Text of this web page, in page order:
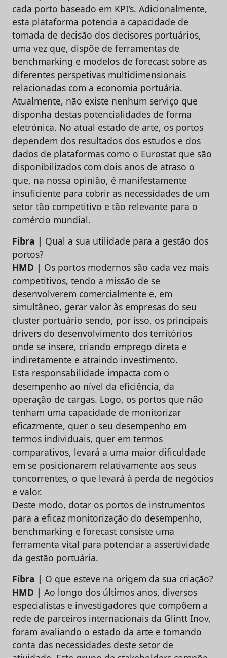
cada porto baseado em KPI’s. Adicionalmente,
esta plataforma potencia a capacidade de
tomada de decisão dos decisores portuários,
uma vez que, dispõe de ferramentas de
benchmarking e modelos de forecast sobre as
diferentes perspetivas multidimensionais
relacionadas com a economia portuária.
Atualmente, não existe nenhum serviço que
disponha destas potencialidades de forma
eletrónica. No atual estado de arte, os portos
dependem dos resultados dos estudos e dos
dados de plataformas como o Eurostat que são
disponibilizados com dois anos de atraso o
que, na nossa opinião, é manifestamente
insuficiente para cobrir as necessidades de um
setor tão competitivo e tão relevante para o
comércio mundial.
Fibra | Qual a sua utilidade para a gestão dos
portos?
HMD | Os portos modernos são cada vez mais
competitivos, tendo a missão de se
desenvolverem comercialmente e, em
simultâneo, gerar valor às empresas do seu
cluster portuário sendo, por isso, os principais
drivers do desenvolvimento dos territórios
onde se insere, criando emprego direta e
indiretamente e atraindo investimento.
Esta responsabilidade impacta com o
desempenho ao nível da eficiência, da
operação de cargas. Logo, os portos que não
tenham uma capacidade de monitorizar
eficazmente, quer o seu desempenho em
termos individuais, quer em termos
comparativos, levará a uma maior dificuldade
em se posicionarem relativamente aos seus
concorrentes, o que levará à perda de negócios
e valor.
Deste modo, dotar os portos de instrumentos
para a eficaz monitorização do desempenho,
benchmarking e forecast consiste uma
ferramenta vital para potenciar a assertividade
da gestão portuária.
Fibra | O que esteve na origem da sua criação?
HMD | Ao longo dos últimos anos, diversos
especialistas e investigadores que compõem a
rede de parceiros internacionais da Glintt Inov,
foram avaliando o estado da arte e tomando
conta das necessidades deste setor de